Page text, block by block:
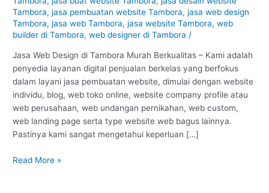
Tambora,jasa pembuatan website Tambora,jasa web design
Tambora,jasa web Tambora,jasa website Tambora,web
builder di Tambora,web designer di Tambora /
Jasa Web Design di Tambora Murah Berkualitas – Kami adalah
penyedia layanan digital penjualan berkelas yang berfokus
dalam layani jasa pembuatan website, dimulai dengan website
individu, blog, web toko online, website company profile atau
web perusahaan, web undangan pernikahan, web custom,
web landing page serta type website web bagus lainnya.
Pastinya kami sangat mengetahui keperluan […]
:
Murah
Berkualitas
#1
Read More »